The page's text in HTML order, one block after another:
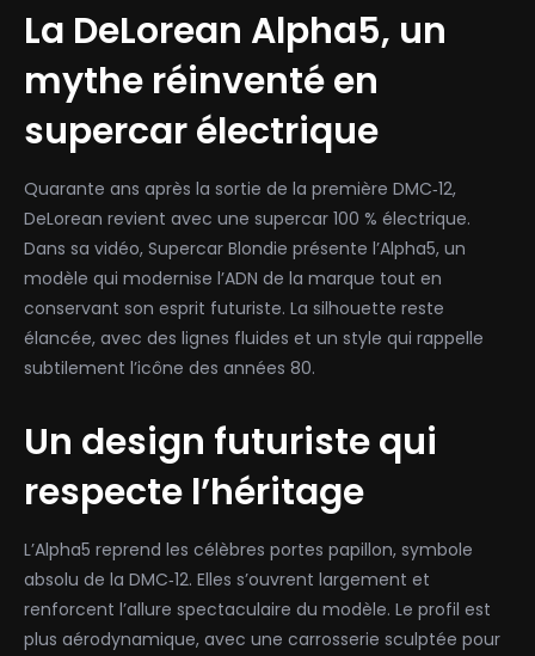
La DeLorean Alpha5, un
mythe réinventé en
supercar électrique
Quarante ans après la sortie de la première DMC‑12,
DeLorean revient avec une supercar 100 % électrique.
Dans sa vidéo, Supercar Blondie présente l’Alpha5, un
modèle qui modernise l’ADN de la marque tout en
conservant son esprit futuriste. La silhouette reste
élancée, avec des lignes fluides et un style qui rappelle
subtilement l’icône des années 80.
Un design futuriste qui
respecte l’héritage
L’Alpha5 reprend les célèbres portes papillon, symbole
absolu de la DMC‑12. Elles s’ouvrent largement et
renforcent l’allure spectaculaire du modèle. Le profil est
plus aérodynamique, avec une carrosserie sculptée pour